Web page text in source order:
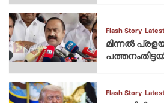
Flash Story
മിന്നല്‍
Flash Story